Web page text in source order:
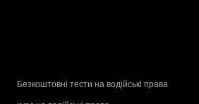
Безкоштовні тести на водійські права